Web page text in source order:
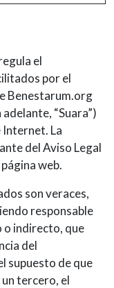
el
por el
Benestarum.org
“Suara”)
Internet. La
del Aviso Legal
web.
son veraces,
responsable
o indirecto, que
del
supuesto de que
tercero, el